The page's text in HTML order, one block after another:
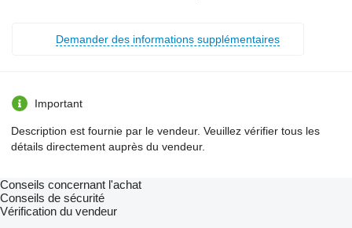
Demander des informations supplémentaires
Important
Description est fournie par le vendeur. Veuillez vérifier tous les
détails directement auprès du vendeur.
Conseils concernant l'achat
Conseils de sécurité
Vérification du vendeur